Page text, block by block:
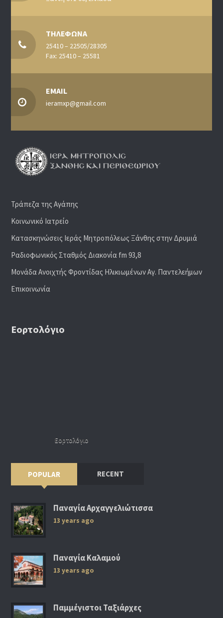
ΤΗΛΕΦΩΝΑ
25410 – 22505/28305
Fax: 25410 – 25581
EMAIL
ieramxp@gmail.com
Τράπεζα της Αγάπης
Κοινωνικό Ιατρείο
Κατασκηνώσεις Ιεράς Μητροπόλεως Ξάνθης στην Δρυμιά
Ραδιoφωνικός Σταθμός Διακονία fm 93,8
Μονάδα Ανοιχτής Φροντίδας Ηλικιωμένων Αγ. Παντελεήμων
Επικοινωνία
Εορτολόγιο
Εορτολόγιο
POPULAR RECENT
Παναγία Αρχαγγελιώτισσα
13 years ago
Παναγία Καλαμού
13 years ago
Παμμέγιστοι Ταξιάρχες